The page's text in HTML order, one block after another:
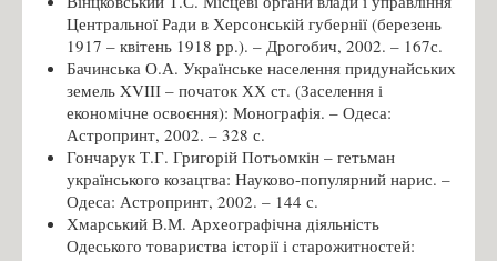
Центральної Ради в Херсонській губернії (березень
1917 – квітень 1918 рр.). – Дрогобич, 2002. – 167с.
Бачинська О.А. Українське населення придунайських
земель XVIIІ – початок ХХ ст. (Заселення і
економічне освоєння): Монографія. – Одеса:
Астропринт, 2002. – 328 с.
Гончарук Т.Г. Григорій Потьомкін – гетьман
українського козацтва: Науково-популярний нарис. –
Одеса: Астропринт, 2002. – 144 с.
Хмарський В.М. Археографічна діяльність
Одеського товариства історії і старожитностей: